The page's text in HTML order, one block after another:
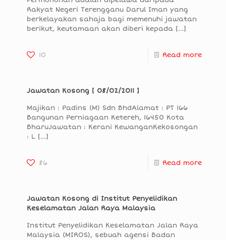
Rakyat Negeri Terengganu Darul Iman yang
berkelayakan sahaja bagi memenuhi jawatan
berikut, keutamaan akan diberi kepada […]
10 Read more
Jawatan Kosong [ 08/02/2011 ]
Majikan : Padins (M) Sdn BhdAlamat : PT 166
Bangunan Perniagaan Ketereh, 16450 Kota
BharuJawatan : Kerani KewanganKekosongan
: L […]
86 Read more
Jawatan Kosong di Institut Penyelidikan
Keselamatan Jalan Raya Malaysia
Institut Penyelidikan Keselamatan Jalan Raya
Malaysia (MIROS), sebuah agensi Badan